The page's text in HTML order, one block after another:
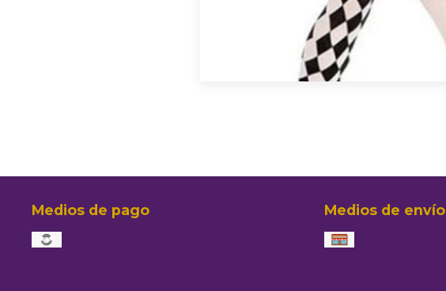
Medios de pago Medios de envío